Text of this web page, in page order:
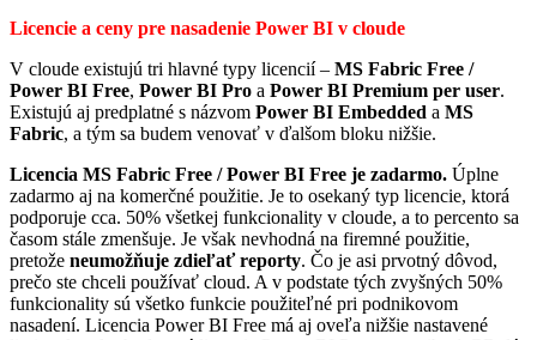
Licencie a ceny pre nasadenie Power BI v cloude
V cloude existujú tri hlavné typy licencií – MS Fabric Free /
Power BI Free, Power BI Pro a Power BI Premium per user.
Existujú aj predplatné s názvom Power BI Embedded a MS
Fabric, a tým sa budem venovať v ďalšom bloku nižšie.
Licencia MS Fabric Free / Power BI Free je zadarmo. Úplne
zadarmo aj na komerčné použitie. Je to osekaný typ licencie, ktorá
podporuje cca. 50% všetkej funkcionality v cloude, a to percento sa
časom stále zmenšuje. Je však nevhodná na firemné použitie,
pretože neumožňuje zdieľať reporty. Čo je asi prvotný dôvod,
prečo ste chceli používať cloud. A v podstate tých zvyšných 50%
funkcionality sú všetko funkcie použiteľné pri podnikovom
nasadení. Licencia Power BI Free má aj oveľa nižšie nastavené